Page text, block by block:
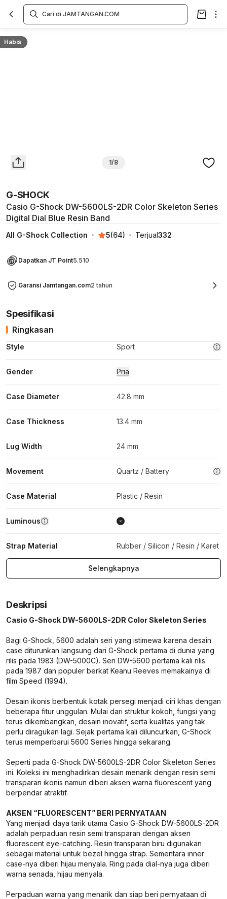
Habis
1/8
G-SHOCK
Casio G-Shock DW-5600LS-2DR Color Skeleton Series
Digital Dial Blue Resin Band
All G-Shock Collection 5(64) Terjual332
Dapatkan JT Point5.510
Garansi Jamtangan.com2 tahun
Overview
Spesifikasi
Ringkasan
Style Sport
Gender Pria
Case Diameter 42.8 mm
Case Thickness 13.4 mm
Lug Width 24 mm
Movement Quartz / Battery
Case Material Plastic / Resin
Luminous
Strap Material Rubber / Silicon / Resin / Karet
Selengkapnya
Deskripsi
Casio G-Shock DW-5600LS-2DR Color Skeleton Series
Bagi G-Shock, 5600 adalah seri yang istimewa karena desain
case diturunkan langsung dari G-Shock pertama di dunia yang
rilis pada 1983 (DW-5000C). Seri DW-5600 pertama kali rilis
pada 1987 dan populer berkat Keanu Reeves memakainya di
film Speed (1994).
Desain ikonis berbentuk kotak persegi menjadi ciri khas dengan
beberapa fitur unggulan. Mulai dari struktur kokoh, fungsi yang
terus dikembangkan, desain inovatif, serta kualitas yang tak
perlu diragukan lagi. Sejak pertama kali diluncurkan, G-Shock
terus memperbarui 5600 Series hingga sekarang.
Seperti pada G-Shock DW-5600LS-2DR Color Skeleton Series
ini. Koleksi ini menghadirkan desain menarik dengan resin semi
transparan ikonis namun diberi aksen warna fluorescent yang
berpendar atraktif.
AKSEN “FLUORESCENT” BERI PERNYATAAN
Yang menjadi daya tarik utama Casio G-Shock DW-5600LS-2DR
adalah perpaduan resin semi transparan dengan aksen
fluorescent eye-catching. Resin transparan biru digunakan
sebagai material untuk bezel hingga strap. Sementara inner
case-nya diberi hijau menyala. Ring pada dial-nya juga diberi
warna senada, hijau menyala.
Perpaduan warna yang menarik dan siap beri pernyataan di